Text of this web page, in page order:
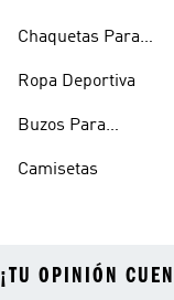
Chaquetas Para
Ropa Deportiva
Buzos Para
Camisetas
¡TU OPINIÓN